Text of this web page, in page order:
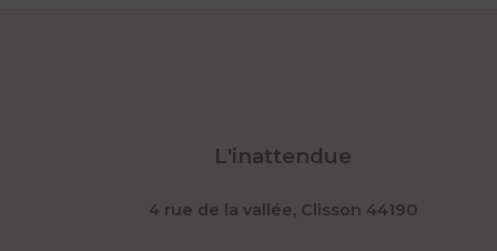
L'inattendue
4 rue de la vallée, Clisson 44190